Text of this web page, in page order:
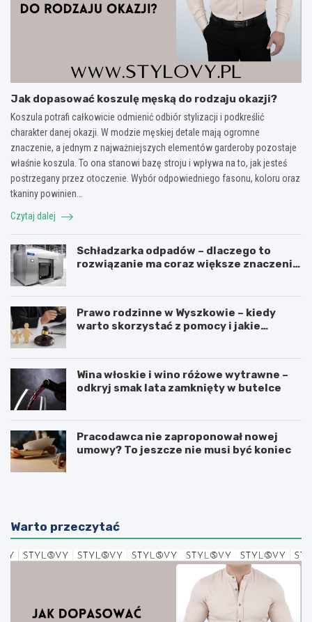
Jak dopasować koszulę męską do rodzaju okazji?
Koszula potrafi całkowicie odmienić odbiór stylizacji i podkreślić
charakter danej okazji. W modzie męskiej detale mają ogromne
znaczenie, a jednym z najważniejszych elementów garderoby pozostaje
właśnie koszula. To ona stanowi bazę stroju i wpływa na to, jak jesteś
postrzegany przez otoczenie. Wybór odpowiedniego fasonu, koloru oraz
tkaniny powinien…
Czytaj dalej
Schładzarka odpadów – dlaczego to
rozwiązanie ma coraz większe znaczenie
Prawo rodzinne w Wyszkowie – kiedy
warto skorzystać z pomocy i jakie
Wina włoskie i wino różowe wytrawne –
odkryj smak lata zamknięty w butelce
Pracodawca nie zaproponował nowej
umowy? To jeszcze nie musi być koniec
Warto przeczytać